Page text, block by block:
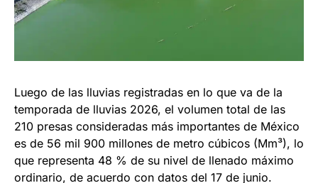
Luego de las lluvias registradas en lo que va de la
temporada de lluvias 2026, el volumen total de las
210 presas consideradas más importantes de México
es de 56 mil 900 millones de metro cúbicos (Mm³), lo
que representa 48 % de su nivel de llenado máximo
ordinario, de acuerdo con datos del 17 de junio.